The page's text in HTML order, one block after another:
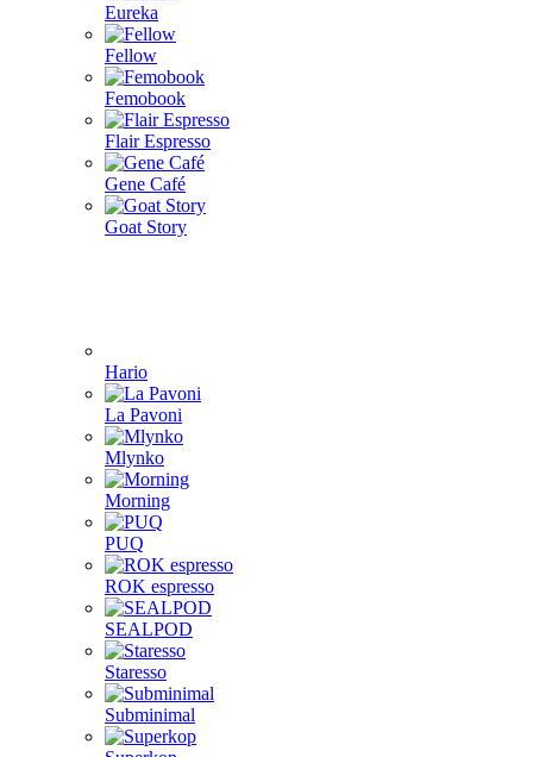
Eureka
Fellow
Femobook
Flair Espresso
Gene Café
Goat Story
Hario
La Pavoni
Mlynko
Morning
PUQ
ROK espresso
SEALPOD
Staresso
Subminimal